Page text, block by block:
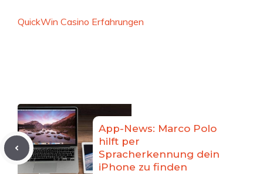
QuickWin Casino Erfahrungen
App-News: Marco Polo
hilft per
Spracherkennung dein
iPhone zu finden